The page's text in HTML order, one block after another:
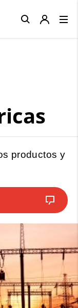
productos y
Close